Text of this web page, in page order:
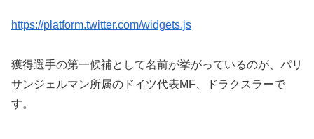
https://platform.twitter.com/widgets.js
獲得選手の第一候補として名前が挙がっているのが、パリ
サンジェルマン所属のドイツ代表MF、ドラクスラーで
す。